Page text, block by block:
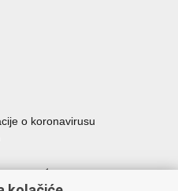
o koronavirusu
sustava